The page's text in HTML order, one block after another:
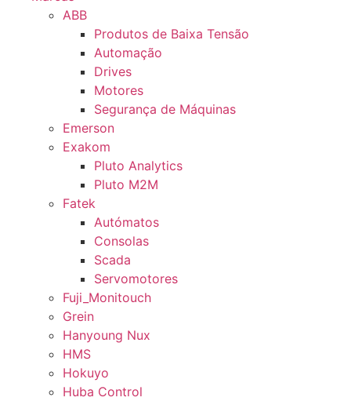
ABB
Produtos de Baixa Tensão
Automação
Drives
Motores
Segurança de Máquinas
Emerson
Exakom
Pluto Analytics
Pluto M2M
Fatek
Autómatos
Consolas
Scada
Servomotores
Fuji_Monitouch
Grein
Hanyoung Nux
HMS
Hokuyo
Huba Control